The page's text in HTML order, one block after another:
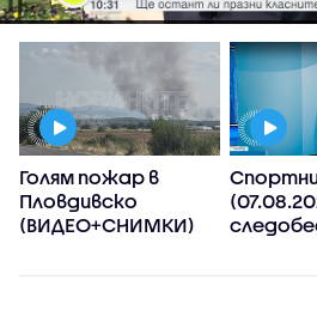
Голям пожар в
Пловдивско
(ВИДЕО+СНИМКИ)